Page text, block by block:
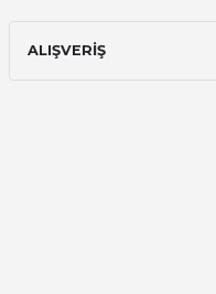
ALIŞVERİŞ